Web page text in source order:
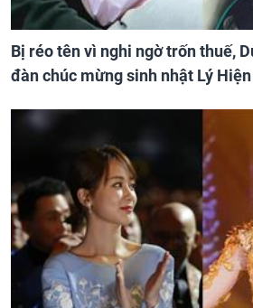
Bị réo tên vì nghi ngờ trốn thuế,
đàn chúc mừng sinh nhật Lý